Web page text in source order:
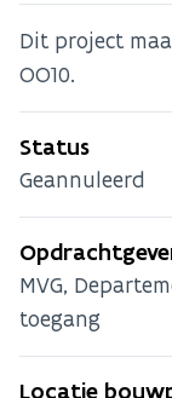
Dit project
OO10.
Status
Geannuleerd
MVG,
toegang
Locatie